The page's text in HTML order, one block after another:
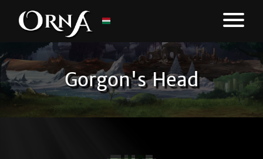
Gorgon's Head